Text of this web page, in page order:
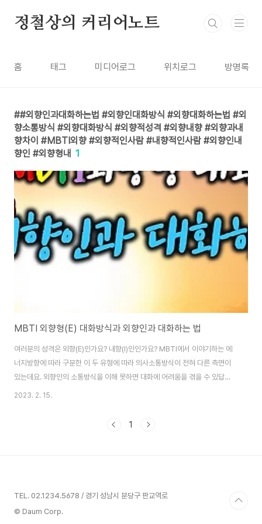
정철상의 커리어노트
홈 태그 미디어로그 위치로그 방명록
#외향인과대화하는법 #외향인대화방식 #외향대화하는법 #외
향소통방식 #외향대화방식 #외향적성격 #외향내향 #외향과내
향차이 #MBTI외향 #외향적인사람 #내향적인사람 #외향인내
향인 #외향형내 1
MBTI 외향형(E) 대화방식과 외향인과 대화하는 법
여러분의 성격은 외향(E)인가요? 내향(I)인인가요? MBTI에서 이야기하는 에
너지방향에 따라 구분한 이 두 유형에 따라 의사소통방식이 전혀 다른 측면이
있는데요. 외향인의 소통방식을 이해 못하면 대화에 어려움을 겪을 수 있답니
다. 오늘은 외향형의 대화방식의 특징과 더불어 외향인과 소통하는 법을 담아
MBTI라는 도구를 통해 성격유형별 의사소통방식을 전개하기 위한 시리즈 영
2023. 2. 15.
1
TEL. 02.1234.5678 / 경기 성남시 분당구 판교역로
© Daum Corp.